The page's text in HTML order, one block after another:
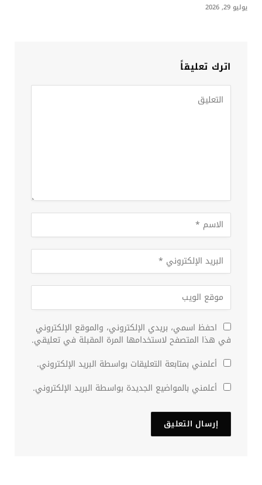
يوليو 29, 2026
اترك تعليقاً
احفظ اسمي، بريدي الإلكتروني، والموقع الإلكتروني
في هذا المتصفح لاستخدامها المرة المقبلة في تعليقي.
أعلمني بمتابعة التعليقات بواسطة البريد الإلكتروني.
أعلمني بالمواضيع الجديدة بواسطة البريد الإلكتروني.